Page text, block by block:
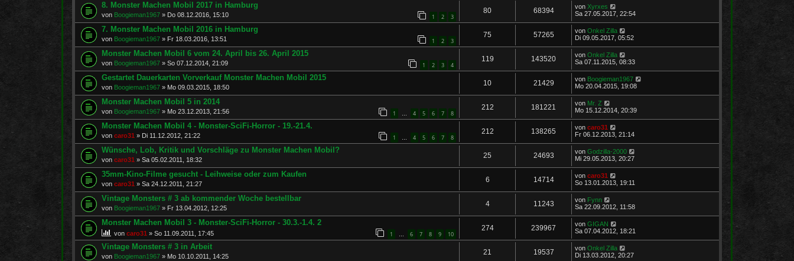
8. Monster Machen Mobil 2017 in Hamburg
von Boogieman1967 » Do 08.12.2016, 15:10 1 2 3
80 68394 von Xyrxes
Sa 27.05.2017, 22:54
7. Monster Machen Mobil 2016 in Hamburg
von Boogieman1967 » Fr 18.03.2016, 13:51 1 2 3
75 57265 von Onkel Zilla
Di 09.05.2017, 05:52
Monster Machen Mobil 6 vom 24. April bis 26. April 2015
von Boogieman1967 » So 07.12.2014, 21:09 1 2 3 4
119 143520 von Onkel Zilla
Sa 07.11.2015, 08:33
Gestartet Dauerkarten Vorverkauf Monster Machen Mobil 2015
von Boogieman1967 » Mo 09.03.2015, 18:50
10 21429 von Boogieman1967
Mo 20.04.2015, 19:08
Monster Machen Mobil 5 in 2014
von Boogieman1967 » Mo 23.12.2013, 21:56 1 … 4 5 6 7 8
212 181221 von Mr. Z
Mo 15.12.2014, 20:39
Monster Machen Mobil 4 - Monster-SciFi-Horror - 19.-21.4.
von caro31 » Di 11.12.2012, 21:22 1 … 4 5 6 7 8
212 138265 von caro31
Fr 06.12.2013, 21:14
Wünsche, Lob, Kritik und Vorschläge zu Monster Machen Mobil?
von caro31 » Sa 05.02.2011, 18:32
25 24693 von Godzilla-2000
Mi 29.05.2013, 20:27
35mm-Kino-Filme gesucht - Leihweise oder zum Kaufen
von caro31 » Sa 24.12.2011, 21:27
6 14714 von caro31
So 13.01.2013, 19:11
Vintage Monsters # 3 ab kommender Woche bestellbar
von Boogieman1967 » Fr 13.04.2012, 12:25
4 11243 von Fynn
Sa 22.09.2012, 11:58
Monster Machen Mobil 3 - Monster-SciFi-Horror - 30.3.-1.4. 2
von caro31 » So 11.09.2011, 17:45 1 … 6 7 8 9 10
274 239967 von GIGAN
Sa 07.04.2012, 18:21
Vintage Monsters # 3 in Arbeit
von Boogieman1967 » Mo 10.10.2011, 14:25
21 19537 von Onkel Zilla
Di 13.03.2012, 20:27